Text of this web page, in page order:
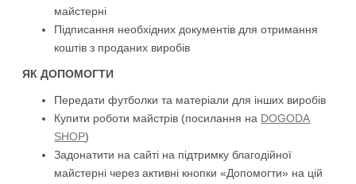
майстерні
Підписання необхідних документів для отримання
коштів з проданих виробів
ЯК ДОПОМОГТИ
Передати футболки та матеріали для інших виробів
Купити роботи майстрів (посилання на DOGODA
SHOP)
Задонатити на сайті на підтримку благодійної
майстерні через активні кнопки «Допомогти» на цій